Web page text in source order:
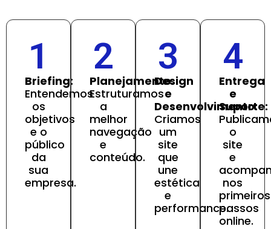
1
Briefing:
Entendemos
os
objetivos
e o
público
da
sua
empresa.
2
Planejamento:
Estruturamos
a
melhor
navegação
e
conteúdo.
3
Design
e
Desenvolvimento:
Criamos
um
site
que
une
estética
e
performance.
4
Entrega
e
Suporte:
o
site
e
nos
primeiros
passos
online.